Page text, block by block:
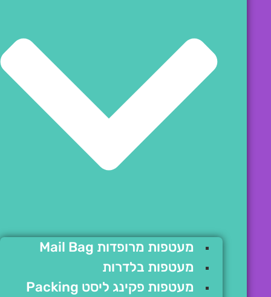
מעטפות מרופדות Mail Bag
מעטפות בלדרות
מעטפות פקינג ליסט Packing